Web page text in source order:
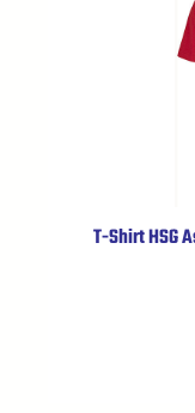
T-Shirt HSG